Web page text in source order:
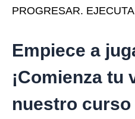
PROGRESAR.
Empiece a
¡Comienza tu
nuestro curso